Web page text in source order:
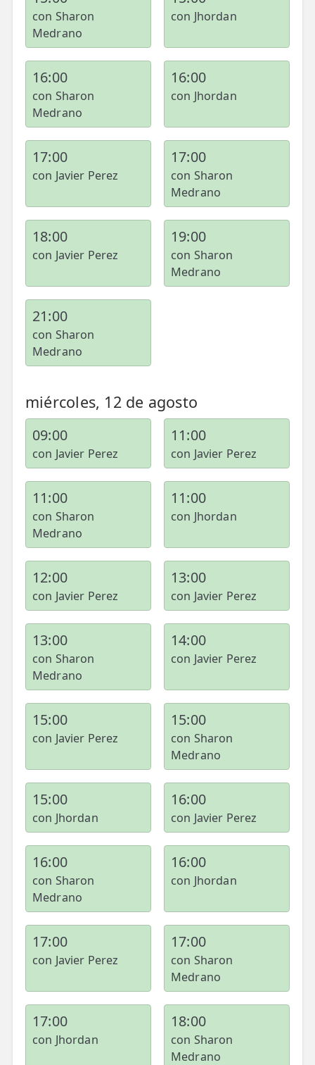
con Sharon
Medrano
con Jhordan
16:00
con Sharon
Medrano
16:00
con Jhordan
17:00
con Javier Perez
17:00
con Sharon
Medrano
18:00
con Javier Perez
19:00
con Sharon
Medrano
21:00
con Sharon
Medrano
miércoles, 12 de agosto
09:00
con Javier Perez
11:00
con Javier Perez
11:00
con Sharon
Medrano
11:00
con Jhordan
12:00
con Javier Perez
13:00
con Javier Perez
13:00
con Sharon
Medrano
14:00
con Javier Perez
15:00
con Javier Perez
15:00
con Sharon
Medrano
15:00
con Jhordan
16:00
con Javier Perez
16:00
con Sharon
Medrano
16:00
con Jhordan
17:00
con Javier Perez
17:00
con Sharon
Medrano
17:00
con Jhordan
18:00
con Sharon
Medrano